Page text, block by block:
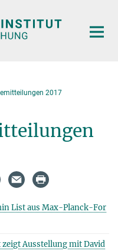
2017
List aus Max-Planck-For
Ausstellung mit David